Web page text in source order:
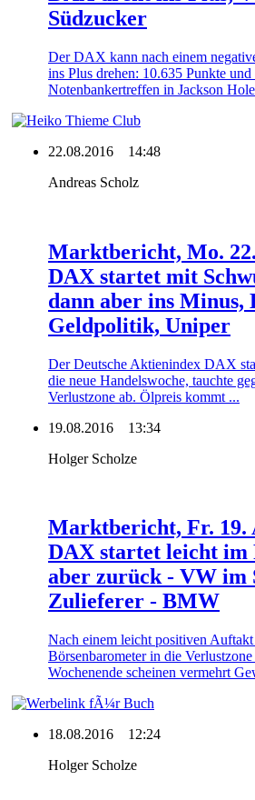
Südzucker
Der DAX kann nach einem
ins Plus drehen: 10.635 Punkte
Notenbankertreffen in Jackson
22.08.2016
14:48
Andreas Scholz
Marktbericht, Mo.
DAX startet mit
dann aber ins Minus,
Geldpolitik, Uniper
Der Deutsche Aktienindex DAX
die neue Handelswoche, tauchte
Verlustzone ab. Ölpreis kommt ...
19.08.2016
13:34
Holger Scholze
Marktbericht, Fr. 19.
DAX startet leicht im
aber zurück - VW im
Zulieferer - BMW
Nach einem leicht positiven Auftakt
Börsenbarometer in die
Wochenende scheinen vermehrt
18.08.2016
12:24
Holger Scholze